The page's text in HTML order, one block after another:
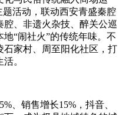
活动，联动西安青盛秦腔
、非遗火杂技、醉关公巡
“闹社火”的传统年味。不
家村、周至阳化社区，打
。
、销售增长15%，抖音、